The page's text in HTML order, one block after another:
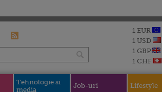
1 EUR
1 USD
1 GBP
1 CHF
Tehnologie si
media
Job-uri Lifestyle